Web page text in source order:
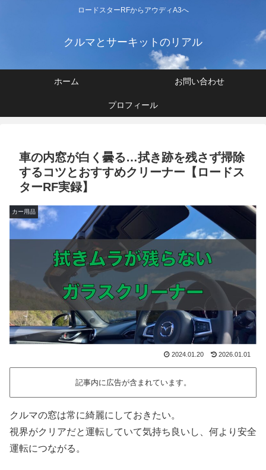
ロードスターRFからアウディA3へ
クルマとサーキットのリアル
ホーム お問い合わせ
プロフィール
車の内窓が白く曇る…拭き跡を残さず掃除
するコツとおすすめクリーナー【ロードス
ターRF実録】
カー用品
2024.01.20 2026.01.01
記事内に広告が含まれています。
クルマの窓は常に綺麗にしておきたい。
視界がクリアだと運転していて気持ち良いし、何より安全
運転につながる。